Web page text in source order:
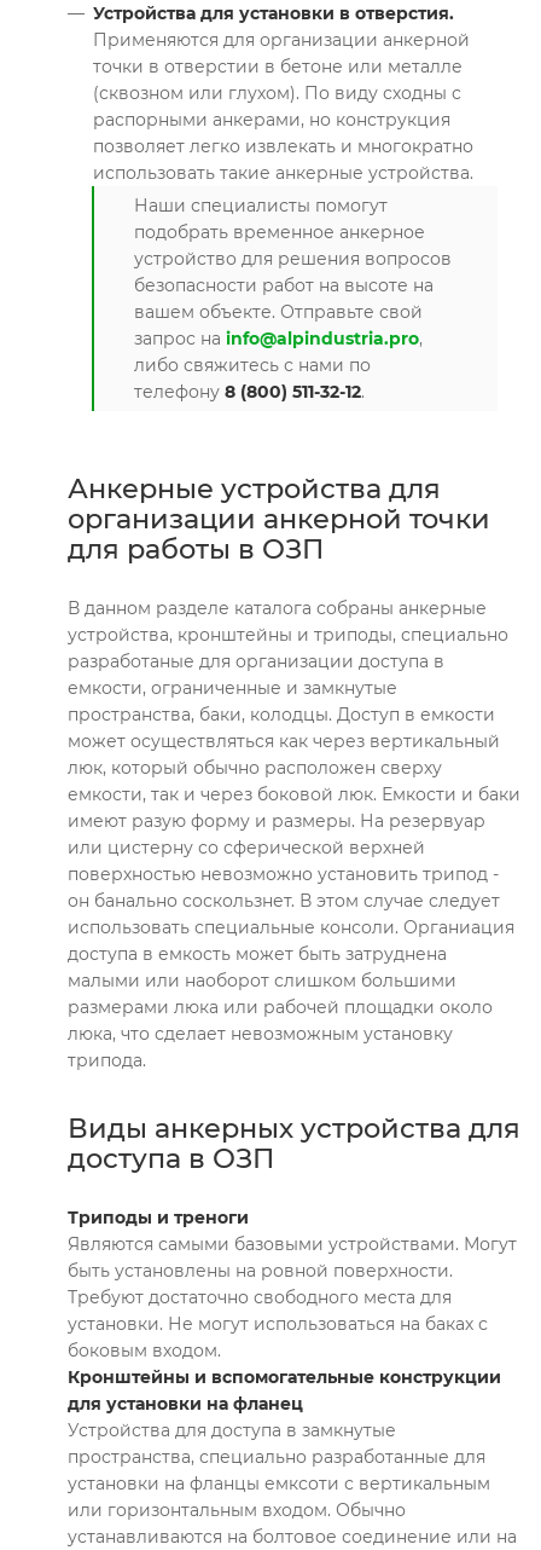
Устройства для установки в отверстия.
Применяются для организации анкерной
точки в отверстии в бетоне или металле
(сквозном или глухом). По виду сходны с
распорными анкерами, но конструкция
позволяет легко извлекать и многократно
использовать такие анкерные устройства.
Наши специалисты помогут
подобрать временное анкерное
устройство для решения вопросов
безопасности работ на высоте на
вашем объекте. Отправьте свой
запрос на info@alpindustria.pro,
либо свяжитесь с нами по
телефону 8 (800) 511-32-12.
Анкерные устройства для
организации анкерной точки
для работы в ОЗП
В данном разделе каталога собраны анкерные
устройства, кронштейны и триподы, специально
разработаные для организации доступа в
емкости, ограниченные и замкнутые
пространства, баки, колодцы. Доступ в емкости
может осуществляться как через вертикальный
люк, который обычно расположен сверху
емкости, так и через боковой люк. Емкости и баки
имеют разую форму и размеры. На резервуар
или цистерну со сферической верхней
поверхностью невозможно установить трипод -
он банально соскользнет. В этом случае следует
использовать специальные консоли. Органиация
доступа в емкость может быть затруднена
малыми или наоборот слишком большими
размерами люка или рабочей площадки около
люка, что сделает невозможным установку
трипода.
Виды анкерных устройства для
доступа в ОЗП
Триподы и треноги
Являются самыми базовыми устройствами. Могут
быть установлены на ровной поверхности.
Требуют достаточно свободного места для
установки. Не могут использоваться на баках с
боковым входом.
Кронштейны и вспомогательные конструкции
для установки на фланец
Устройства для доступа в замкнутые
пространства, специально разработанные для
установки на фланцы емксоти с вертикальным
или горизонтальным входом. Обычно
устанавливаются на болтовое соединение или на